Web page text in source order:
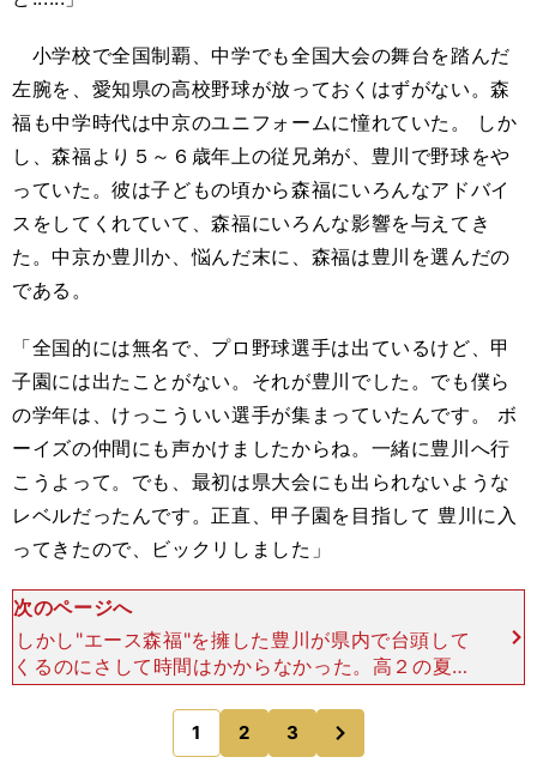
小学校で全国制覇、中学でも全国大会の舞台を踏んだ
左腕を、愛知県の高校野球が放っておくはずがない。森
福も中学時代は中京のユニフォームに憧れていた。 しか
し、森福より５～６歳年上の従兄弟が、豊川で野球をや
っていた。彼は子どもの頃から森福にいろんなアドバイ
スをしてくれていて、森福にいろんな影響を与えてき
た。中京か豊川か、悩んだ末に、森福は豊川を選んだの
である。
「全国的には無名で、プロ野球選手は出ているけど、甲
子園には出たことがない。それが豊川でした。でも僕ら
の学年は、けっこういい選手が集まっていたんです。 ボ
ーイズの仲間にも声かけましたからね。一緒に豊川へ行
こうよって。でも、最初は県大会にも出られないような
レベルだったんです。正直、甲子園を目指して 豊川に入
ってきたので、ビックリしました」
次のページへ
しかし"エース森福"を擁した豊川が県内で台頭して
くるのにさして時間はかからなかった。高２の夏の
森福は、準決勝まで愛知県大会で56イニングス自
責点ゼロという記録に残る快投を演じ、愛知県大会
の決勝戦まで勝
1 2 3